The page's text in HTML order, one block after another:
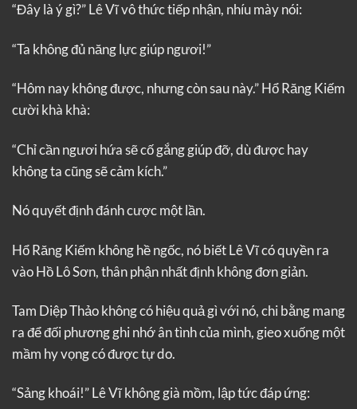
“Đây là ý gì?” Lê Vĩ vô thức tiếp nhận, nhíu mày nói:
“Ta không đủ năng lực giúp ngươi!”
“Hôm nay không được, nhưng còn sau này.” Hổ Răng Kiếm
cười khà khà:
“Chỉ cần ngươi hứa sẽ cố gắng giúp đỡ, dù được hay
không ta cũng sẽ cảm kích.”
Nó quyết định đánh cược một lần.
Hổ Răng Kiếm không hề ngốc, nó biết Lê Vĩ có quyền ra
vào Hồ Lô Sơn, thân phận nhất định không đơn giản.
Tam Diệp Thảo không có hiệu quả gì với nó, chi bằng mang
ra để đối phương ghi nhớ ân tình của mình, gieo xuống một
mầm hy vọng có được tự do.
“Sảng khoái!” Lê Vĩ không già mồm, lập tức đáp ứng: